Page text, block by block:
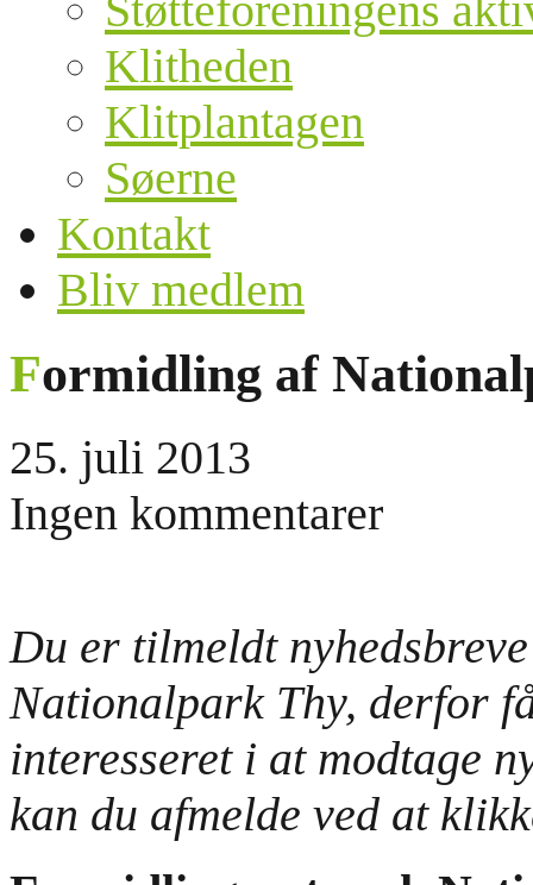
Klitheden
Klitplantagen
Søerne
Kontakt
Bliv medlem
Formidling af
25. juli 2013
Ingen kommentarer
Du er tilmeldt
Nationalpark Thy, derfor
interesseret i at modtage
kan du afmelde ved at